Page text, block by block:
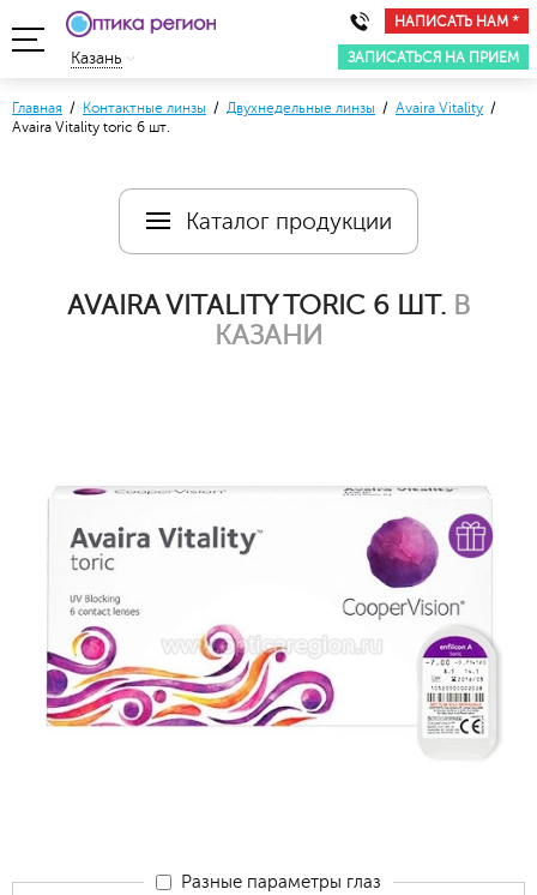
НАПИСАТЬ НАМ *
ЗАПИСАТЬСЯ НА ПРИЕМ
Казань
Главная / Контактные линзы / Двухнедельные линзы / Avaira Vitality /
Avaira Vitality toric 6 шт.
Каталог продукции
AVAIRA VITALITY TORIC 6 ШТ. В
КАЗАНИ
Разные параметры глаз